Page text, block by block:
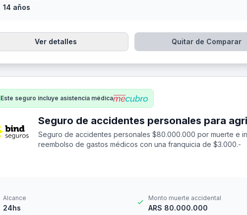
14 años
Ver detalles Quitar de Comparar
Este seguro incluye asistencia médica
Seguro de accidentes personales $80.000.000 por muerte e
reembolso de gastos médicos con una franquicia de $3.000.-
Alcance
24hs
Monto muerte accidental
ARS 80.000.000